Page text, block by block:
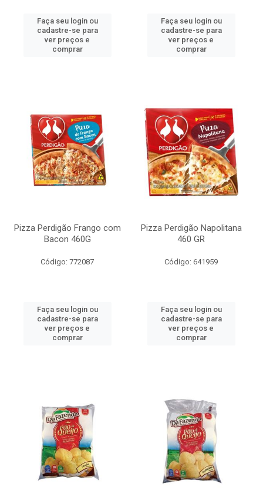
Faça seu login ou
cadastre-se para
ver preços e
comprar
Faça seu login ou
cadastre-se para
ver preços e
comprar
Pizza Perdigão Frango com
Bacon 460G
Código: 772087
Faça seu login ou
cadastre-se para
ver preços e
comprar
Pizza Perdigão Napolitana
460 GR
Código: 641959
Faça seu login ou
cadastre-se para
ver preços e
comprar